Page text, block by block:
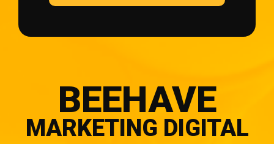
BEEHAVE
MARKETING DIGITAL